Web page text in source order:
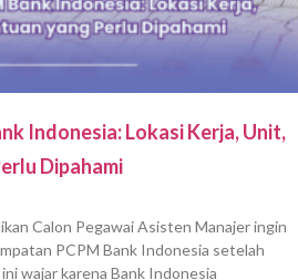
Indonesia: Lokasi Kerja, Unit,
Dipahami
Calon Pegawai Asisten Manajer ingin
PCPM Bank Indonesia setelah
wajar karena Bank Indonesia